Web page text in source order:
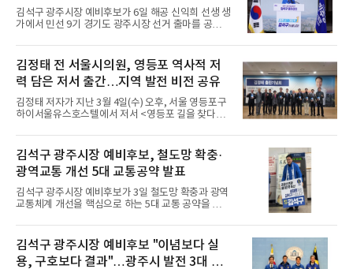
구조적 불공정 바로잡겠다
김석구 광주시장 예비후보가 6일 해공 신익희 선생 생
가에서 민선 9기 경기도 광주시장 선거 출마를 공식
구하고 언론인과 지지자를 비롯해 광주시민 150여명
이 참석해 대성황을 이뤘다.김 예비후보는 기자회견
첫 마디로 “규제를 넘어, 삶과 미래를 키우는 자족도
시 광주를 만들겠다”며 출마의 뜻을 밝혔다. 그는 “지
난 10년간 광주시는 인구 27만에서 40만 도시로 성장
했지만 시민의 삶은 여전히 불편하다”며 “수도권 2천
만 시민의 식수를 지켜온 도시로 너무 오랫동안 특별
데 보
김정태 전 서울시의원, 영등포 역사적 저
력 담은 저서 출간…지역 발전 비전 공유
김정태 저자가 지난 3월 4일(수) 오후, 서울 영등포구
하이서울유스호스텔에서 저서 <영등포 길을 찾다>
의 골목마다 스며있는 100년의 시간을 문학적 시선으
로 조명하고, 지역 공동체가 나아가야 할 미래 비전을
공유하기 위해 마련됐다.현장에는 채현일 국회의원을
비롯해 김준혁 국회의원(이재명 대통령 중앙대 후배),
노웅래 전 더불어민주당 최고위원, 신흥식 더불어민
주당 영등포을 지역위원장(직무대리) 등 정계 주요 인
사들이 대거 참석해 자리를 빛냈다. 또한 조길형 전 영
고
김석구 광주시장 예비후보, 철도망 확충·
광역교통 개선 5대 교통공약 발표
김석구 광주시장 예비후보가 3일 철도망 확충과 광역
교통체계 개선을 핵심으로 하는 5대 교통 공약을 발표
선 과제로 꼽았다. 현행 4량 체제인 경강선 차량을 5
량으로 증차해 혼잡도를 해소하겠다는 방침이다.특히
퇴근 시간대(18시~21시)의 배차 간격을 획기적으로
줄이겠다는 계획이다. 기존 20분이었던 배차 간격을
김석구 광주시장 예비후보 "이념보다 실
용, 구호보다 결과"…광주시 발전 3대 약